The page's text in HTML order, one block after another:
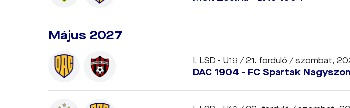
Május 2027
I. LSD - U19 / 21. forduló /szombat,
DAC 1904 - FC Spartak